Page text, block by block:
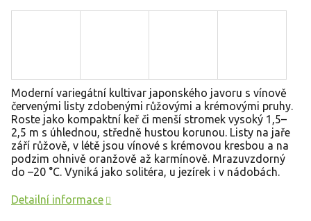
Moderní variegátní kultivar japonského javoru s vínově
červenými listy zdobenými růžovými a krémovými pruhy.
Roste jako kompaktní keř či menší stromek vysoký 1,5–
2,5 m s úhlednou, středně hustou korunou. Listy na jaře
září růžově, v létě jsou vínové s krémovou kresbou a na
podzim ohnivě oranžově až karmínově. Mrazuvzdorný
do –20 °C. Vyniká jako solitéra, u jezírek i v nádobách.
Detailní informace